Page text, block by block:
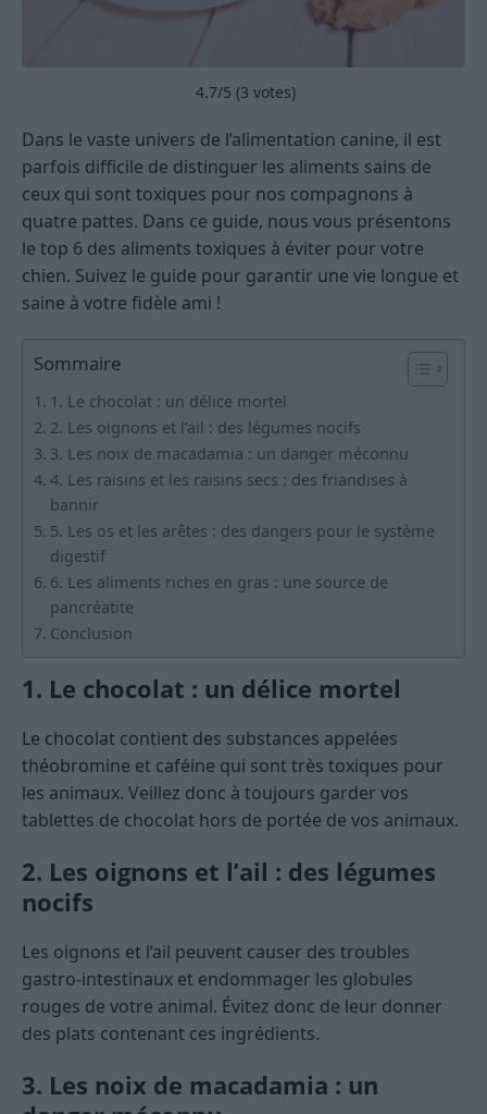
4.7/5 (3 votes)
Dans le vaste univers de l’alimentation canine, il est
parfois difficile de distinguer les aliments sains de
ceux qui sont toxiques pour nos compagnons à
quatre pattes. Dans ce guide, nous vous présentons
le top 6 des aliments toxiques à éviter pour votre
chien. Suivez le guide pour garantir une vie longue et
saine à votre fidèle ami !
Sommaire
1. Le chocolat : un délice mortel
2. Les oignons et l’ail : des légumes nocifs
3. Les noix de macadamia : un danger méconnu
4. Les raisins et les raisins secs : des friandises à
bannir
5. Les os et les arêtes : des dangers pour le système
digestif
6. Les aliments riches en gras : une source de
pancréatite
Conclusion
1. Le chocolat : un délice mortel
Le chocolat contient des substances appelées
théobromine et caféine qui sont très toxiques pour
les animaux. Veillez donc à toujours garder vos
tablettes de chocolat hors de portée de vos animaux.
2. Les oignons et l’ail : des légumes
nocifs
Les oignons et l’ail peuvent causer des troubles
gastro-intestinaux et endommager les globules
rouges de votre animal. Évitez donc de leur donner
des plats contenant ces ingrédients.
3. Les noix de macadamia : un